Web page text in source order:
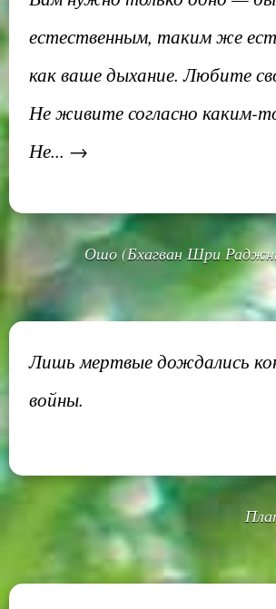
естественным, таким же
как ваше дыхание. Любите
Не живите согласно каким-
Не... →
Ошо (Бхагван Шри
Лишь мертвые дождались
войны.